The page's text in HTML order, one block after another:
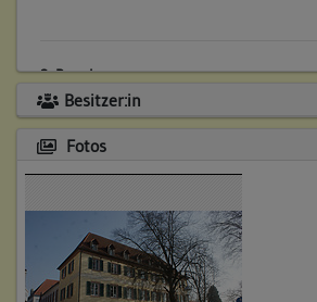
3. Bauphase:
(2016 - 2018)
Sanierung des Hauses.
Betroffene Gebäudeteile:
Obergeschoss(e)
Dachgeschoss(e)
Besitzer:in
Fotos